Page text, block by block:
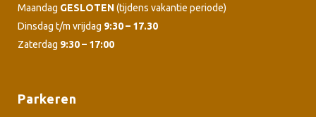
Maandag GESLOTEN(tijdens vakantie periode)
Dinsdag t/m vrijdag 9:30 – 17.30
Zaterdag 9:30 – 17:00
Parkeren